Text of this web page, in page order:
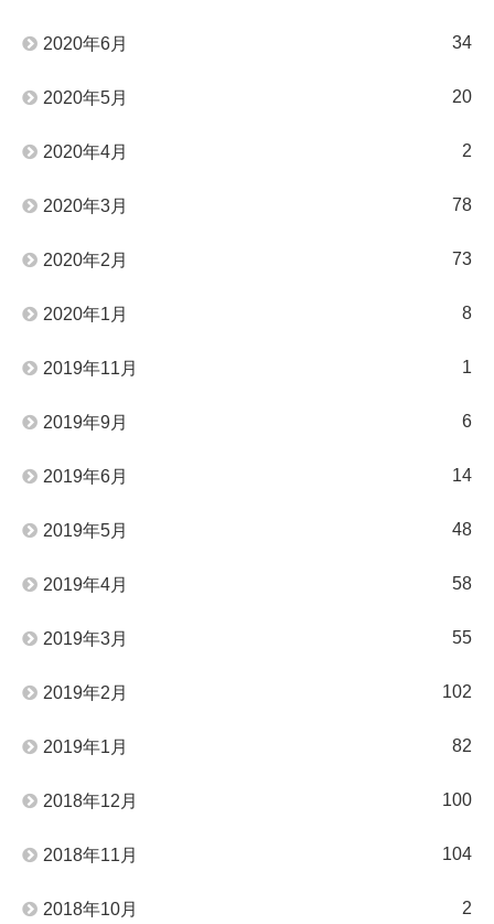
2020年6月 34
2020年5月 20
2020年4月 2
2020年3月 78
2020年2月 73
2020年1月 8
2019年11月 1
2019年9月 6
2019年6月 14
2019年5月 48
2019年4月 58
2019年3月 55
2019年2月 102
2019年1月 82
2018年12月 100
2018年11月 104
2018年10月 2